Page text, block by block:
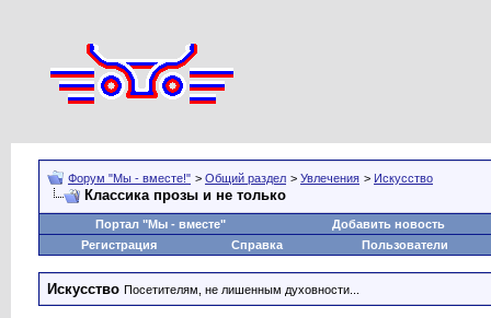
Форум "Мы - вместе!" > Общий раздел > Увлечения > Искусство
Классика прозы и не только
Портал "Мы - вместе"
Добавить новость
Регистрация
Справка Пользователи
Искусство Посетителям, не лишенным духовности...